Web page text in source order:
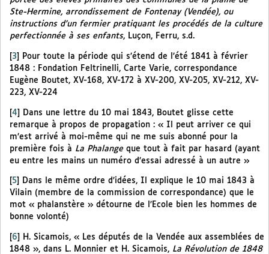
Ste-Hermine, arrondissement de Fontenay (Vendée), ou
instructions d’un fermier pratiquant les procédés de la culture
perfectionnée à ses enfants, Luçon, Ferru, s.d.
3
Pour toute la période qui s’étend de l’été 1841 à février
1848 : Fondation Feltrinelli, Carte Varie, correspondance
Eugène Boutet, XV-168, XV-172 à XV-200, XV-205, XV-212, XV-
223, XV-224
[4]
Dans une lettre du 10 mai 1843, Boutet glisse cette
remarque à propos de propagation : « Il peut arriver ce qui
m’est arrivé à moi-même qui ne me suis abonné pour la
première fois à La Phalangeque tout à fait par hasard (ayant
eu entre les mains un numéro d’essai adressé à un autre »
5
Dans le même ordre d’idées, Il explique le 10 mai 1843 à
Vilain (membre de la commission de correspondance) que le
mot « phalanstère » détourne de l’Ecole bien les hommes de
bonne volonté)
[6]
H. Sicamois, « Les députés de la Vendée aux assemblées de
1848 », dans L. Monnier et H. Sicamois, La Révolution de 1848